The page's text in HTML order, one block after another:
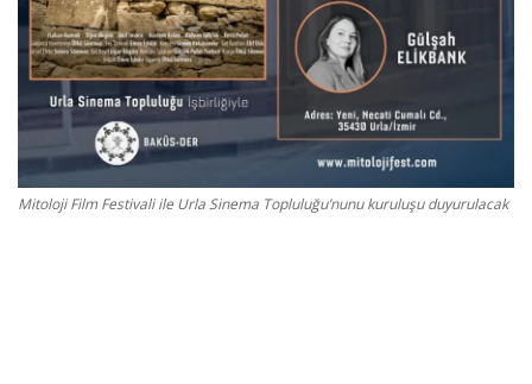
Spor
Kültür Sanat Tarih
Ekonomi
Mitoloji Film Festivali ile Urla Sinema Topluluğu’nunu kuruluşu duyurulacak